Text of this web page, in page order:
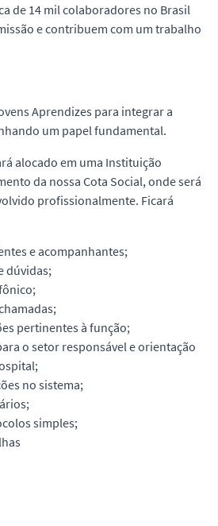
de 14 mil colaboradores no Brasil
e contribuem com um trabalho
Aprendizes para integrar a
um papel fundamental.
alocado em uma Instituição
da nossa Cota Social, onde será
profissionalmente. Ficará
e acompanhantes;
dúvidas;
pertinentes à função;
o setor responsável e orientação
no sistema;
simples;